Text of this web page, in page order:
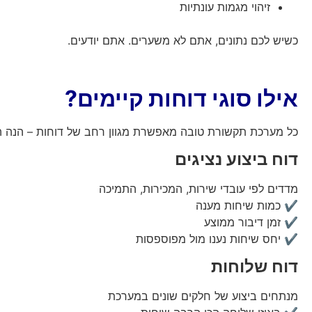
זיהוי מגמות עונתיות
כשיש לכם נתונים, אתם לא משערים. אתם יודעים.
אילו סוגי דוחות קיימים?
כל מערכת תקשורת טובה מאפשרת מגוון רחב של דוחות – הנה
דוח ביצוע נציגים
מדדים לפי עובדי שירות, המכירות, התמיכה
✔️ כמות שיחות מענה
✔️ זמן דיבור ממוצע
✔️ יחס שיחות נענו מול מפוספסות
דוח שלוחות
מנתחים ביצוע של חלקים שונים במערכת